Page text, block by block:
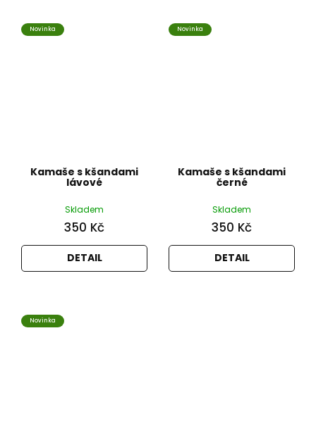
Novinka
Kamaše s kšandami
lávové
Skladem
350 Kč
DETAIL
Novinka
Kamaše s kšandami
černé
Skladem
350 Kč
DETAIL
Novinka